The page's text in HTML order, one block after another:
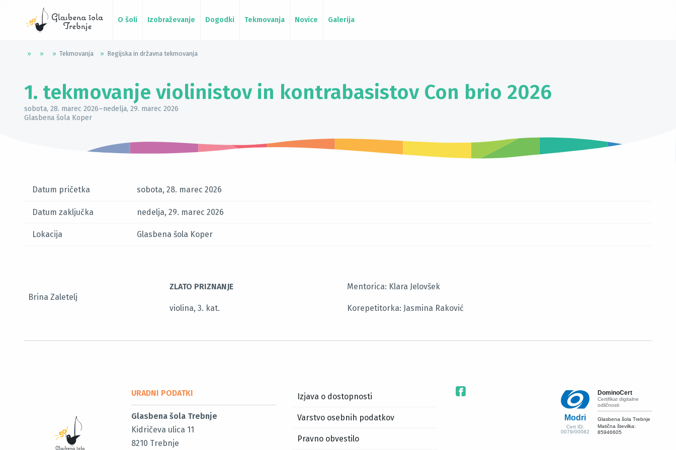
O šoli Izobraževanje Dogodki Tekmovanja Novice Galerija
» » » Tekmovanja » Regijska in državna tekmovanja
1. tekmovanje violinistov in kontrabasistov Con brio 2026
sobota, 28. marec 2026–nedelja, 29. marec 2026
Glasbena šola Koper
Datum pričetka sobota, 28. marec 2026
Datum zaključka nedelja, 29. marec 2026
Lokacija Glasbena šola Koper
Brina Zaletelj
ZLATO PRIZNANJE
violina, 3. kat.
Mentorica: Klara Jelovšek
Korepetitorka: Jasmina Raković
URADNI PODATKI
Glasbena šola Trebnje
Kidričeva ulica 11
8210 Trebnje
Izjava o dostopnosti
Varstvo osebnih podatkov
Pravno obvestilo
Modri
Cert ID:
0079/00082
DominoCert
Certifikat digitalne
odličnosti
Glasbena šola Trebnje
Matična številka:
85946605